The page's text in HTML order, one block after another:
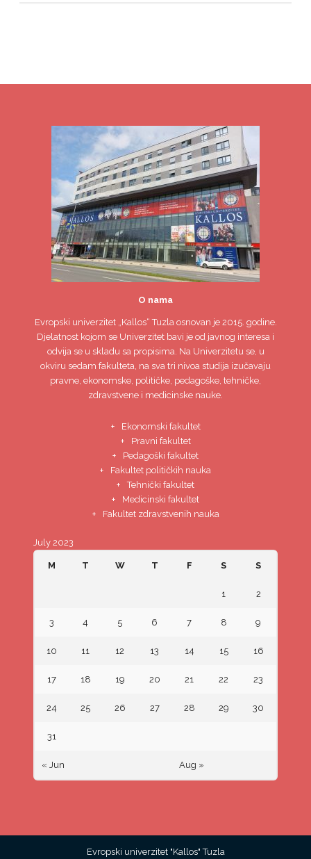
O nama
Evropski univerzitet„Kallos“ Tuzla osnovan je 2015. godine.
Djelatnost kojom se Univerzitet bavi je od javnog interesa i
odvija se u skladu sa propisima. Na Univerzitetu se, u
okviru sedam fakulteta, na sva tri nivoa studija izučavaju
pravne, ekonomske, političke, pedagoške, tehničke,
zdravstvene i medicinske nauke.
Ekonomski fakultet
Pravni fakultet
Pedagoški fakultet
Fakultet političkih nauka
Tehnički fakultet
Medicinski fakultet
Fakultet zdravstvenih nauka
July 2023
M T W T F S S
« Jun Aug »
1 2
3 4 5 6 7 8 9
10 11 12 13 14 15 16
17 18 19 20 21 22 23
24 25 26 27 28 29 30
31
Evropski univerzitet "Kallos" Tuzla